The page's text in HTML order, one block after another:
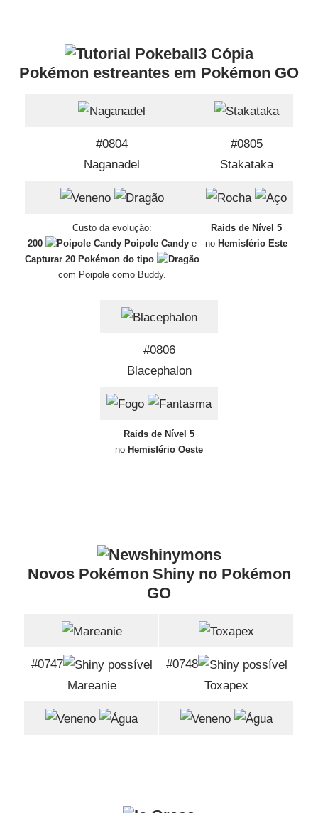
Pokémon estreantes em Pokémon GO
#0804
Naganadel
Custo da evolução:
200
Poipole Candye
Capturar 20 Pokémon do tipo
com Poipole como Buddy.
#0805
Stakataka
Raids de Nível 5
no Hemisfério Este
#0806
Blacephalon
Raids de Nível 5
no Hemisfério Oeste
Novos Pokémon Shiny no Pokémon
GO
#0747
Mareanie
#0748
Toxapex